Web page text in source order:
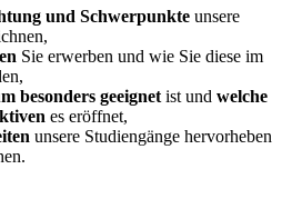
und Schwerpunkte unsere
Sie erwerben und wie Sie diese im
besonders geeignet ist und welche
es eröffnet,
unsere Studiengänge hervorheben